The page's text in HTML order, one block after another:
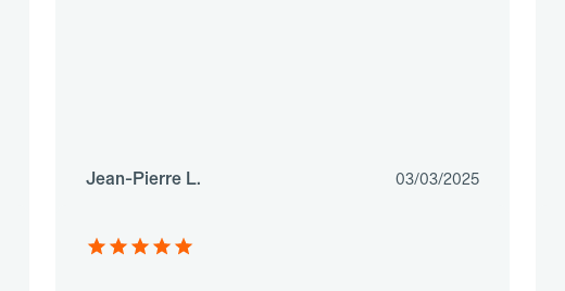
Jean-Pierre L. 03/03/2025